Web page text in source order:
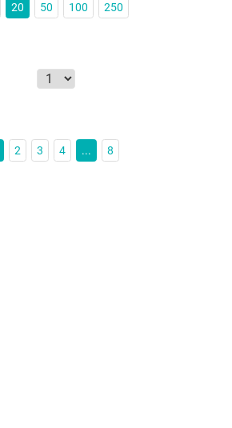
20 50 100 250
2 3 4 ... 8